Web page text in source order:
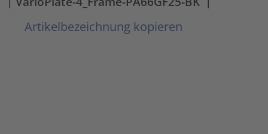
Artikelbezeichnung kopieren